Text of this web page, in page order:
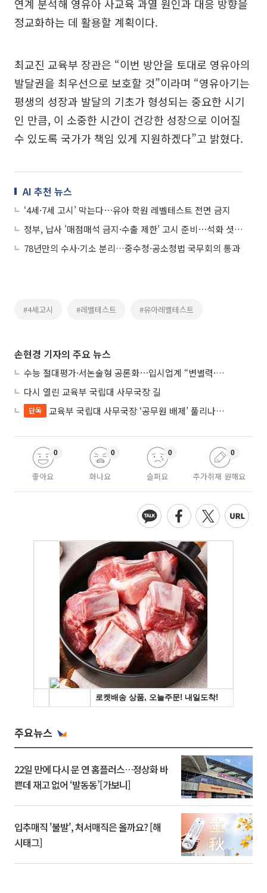
연계 분석해 영유아 사교육 과열 원인과 대응 방향을
정교화하는 데 활용할 계획이다.
최교진 교육부 장관은 “이번 방안을 토대로 영유아의
발달권을 최우선으로 보호할 것”이라며 “영유아기는
평생의 성장과 발달의 기초가 형성되는 중요한 시기
인 만큼, 이 소중한 시간이 건강한 성장으로 이어질
수 있도록 국가가 책임 있게 지원하겠다”고 밝혔다.
AI 추천 뉴스
‘4세·7세 고시’ 막는다⋯유아 학원 레벨테스트 전면 금지
정부, 납사 '매점매석 금지·수출 제한' 고시 준비⋯석화 셧다운 막는다
78년만의 수사·기소 분리…중수청·공소청법 국무회의 통과
#4세고시 #레벨테스트 #유아레벨테스트
손현경 기자의 주요 뉴스
수능 절대평가·서논술형 공론화⋯입시업계 “변별력·사교육 대책 먼저”
다시 열린 교육부 국립대 사무국장 길
단독 교육부 국립대 사무국장 ‘공무원 배제’ 풀리나…응시자격 다시 열렸다
좋아요
0
화나요
0
슬퍼요
0
추가취재 원해요
0
주요뉴스
22일 만에 다시 문 연 홈플러스…정상화 바
쁜데 재고 없어 ‘발동동’[가보니]
입추매직 '불발', 처서매직은 올까요? [해
시태그]